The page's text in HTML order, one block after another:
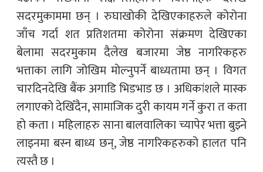
सदरमुकाममा छन् । रुघाखोकी देखिएकाहरुले कोरोना
जाँच गर्दा शत प्रतिशतमा कोरोना संक्रमण देखिएका
बेलामा सदरमुकाम दैलेख बजारमा जेष्ठ नागरिकहरु
भत्ताका लागि जोखिम मोल्नुपर्ने बाध्यतामा छन् । विगत
चारदिनदेखि बैंक अगाडि भिडभाड छ । अधिकांशले मास्क
लगाएको देखिँदैन, सामाजिक दुरी कायम गर्ने कुरा त कता
हो कता । महिलाहरु साना बालवालिका च्यापेर भत्ता बुझ्ने
लाइनमा बस्न बाध्य छन्, जेष्ठ नागरिकहरुको हालत पनि
त्यस्तै छ ।